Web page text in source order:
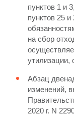
пунктов 1 и
пунктов 25
на сбор
утилизации,
Абзац
изменений,
2020 г. N